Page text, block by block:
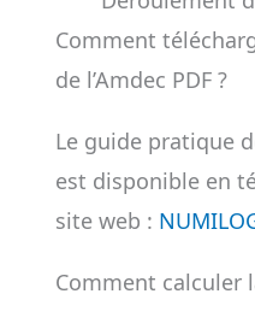
Comment
de l’Amdec PDF ?
Le guide pratique
est disponible en
site web :
Comment calculer